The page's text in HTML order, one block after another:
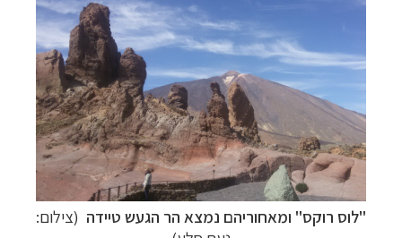
"לוס רוקס" ומאחוריהם נמצא הר הגעש טיידה (צילום: